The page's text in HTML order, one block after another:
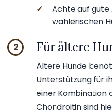
✓
Achte auf gute
wählerischen
2 Für ältere
Ältere Hunde
Unterstützung für
einer Kombination
Chondroitin sind